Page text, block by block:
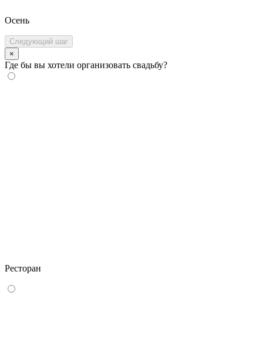
Осень
Следующий шаг
×
Где бы вы хотели организовать свадьбу?
Ресторан